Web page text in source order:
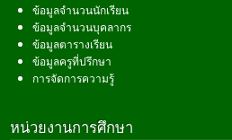
ข้อมูลจำนวนนักเรียน
ข้อมูลจำนวนบุคลากร
ข้อมูลตารางเรียน
ข้อมูลครูที่ปรึกษา
การจัดการความรู้
หน่วยงานการศึกษา